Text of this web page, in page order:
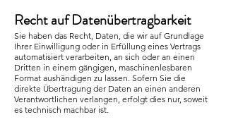
Recht auf Datenübertragbarkeit
Sie haben das Recht, Daten, die wir auf Grundlage
Ihrer Einwilligung oder in Erfüllung eines Vertrags
automatisiert verarbeiten, an sich oder an einen
Dritten in einem gängigen, maschinenlesbaren
Format aushändigen zu lassen. Sofern Sie die
direkte Übertragung der Daten an einen anderen
Verantwortlichen verlangen, erfolgt dies nur, soweit
es technisch machbar ist.